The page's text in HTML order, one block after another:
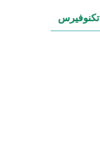
تكنوفيرس